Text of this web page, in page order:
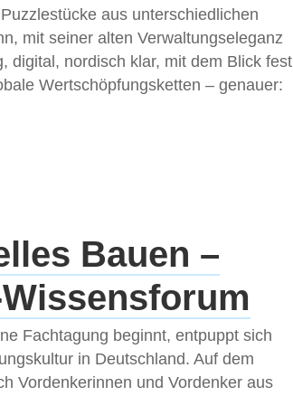
aus unterschiedlichen
mit seiner alten Verwaltungseleganz
digital, nordisch klar, mit dem Blick fest
Wertschöpfungsketten – genauer:
Bauen –
Fachtagung beginnt, entpuppt sich
in Deutschland. Auf dem
Vordenkerinnen und Vordenker aus